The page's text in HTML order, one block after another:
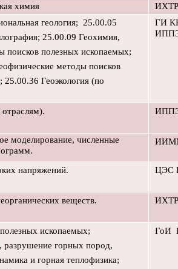
химия
геология;
25.00.05
25.00.09 Геохимия,
поисков полезных ископаемых;
методы поисков
Геоэкология (по
ГИ
моделирование, численные
напряжений. ЦЭС
веществ.
ископаемых;
разрушение горных пород,
и горная теплофизика;
ГоИ